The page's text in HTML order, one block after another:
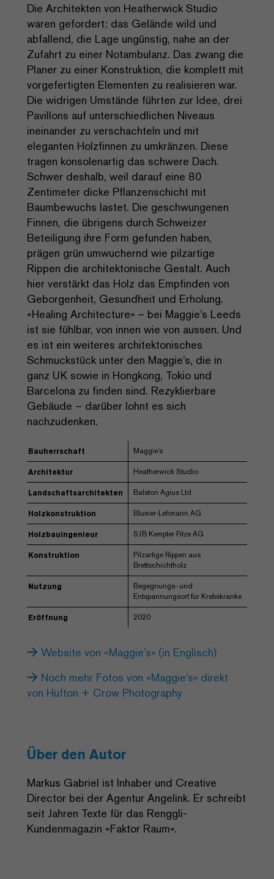
Die Architekten von Heatherwick Studio
waren gefordert: das Gelände wild und
abfallend, die Lage ungünstig, nahe an der
Zufahrt zu einer Notambulanz. Das zwang die
Planer zu einer Konstruktion, die komplett mit
vorgefertigten Elementen zu realisieren war.
Die widrigen Umstände führten zur Idee, drei
Pavillons auf unterschiedlichen Niveaus
ineinander zu verschachteln und mit
eleganten Holzfinnen zu umkränzen. Diese
tragen konsolenartig das schwere Dach.
Schwer deshalb, weil darauf eine 80
Zentimeter dicke Pflanzenschicht mit
Baumbewuchs lastet. Die geschwungenen
Finnen, die übrigens durch Schweizer
Beteiligung ihre Form gefunden haben,
prägen grün umwuchernd wie pilzartige
Rippen die architektonische Gestalt. Auch
hier verstärkt das Holz das Empfinden von
Geborgenheit, Gesundheit und Erholung.
«Healing Architecture» – bei Maggie’s Leeds
ist sie fühlbar, von innen wie von aussen. Und
es ist ein weiteres architektonisches
Schmuckstück unter den Maggie’s, die in
ganz UK sowie in Hongkong, Tokio und
Barcelona zu finden sind. Rezyklierbare
Gebäude – darüber lohnt es sich
nachzudenken.
Bauherrschaft Maggie’s
Architektur Heatherwick Studio
Landschaftsarchitekten Balston Agius Ltd
Holzkonstruktion Blumer-Lehmann AG
Holzbauingenieur SJB Kempter Fitze AG
Konstruktion
Pilzartige Rippen aus
Brettschichtholz
Nutzung
Begegnungs- und
Entspannungsort für Krebskranke
Eröffnung 2020
Website von «Maggie’s» (in Englisch)
Noch mehr Fotos von «Maggie’s» direkt
von Hufton + Crow Photography
Über den Autor
Markus Gabriel ist Inhaber und Creative
Director bei der Agentur Angelink. Er schreibt
seit Jahren Texte für das Renggli-
Kundenmagazin «Faktor Raum».